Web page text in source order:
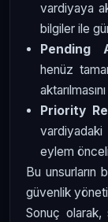
vardiyaya
bilgiler ile
Pending
henüz
Priority
vardiyadaki
eylem
Bu unsurların
güvenlik
Sonuç